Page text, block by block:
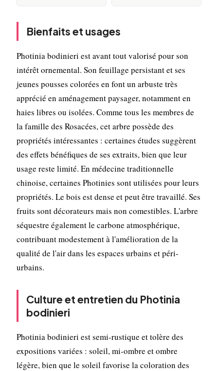
Bienfaits et usages
Photinia bodinieri est avant tout valorisé pour son
intérêt ornemental. Son feuillage persistant et ses
jeunes pousses colorées en font un arbuste très
apprécié en aménagement paysager, notamment en
haies libres ou isolées. Comme tous les membres de
la famille des Rosacées, cet arbre possède des
propriétés intéressantes : certaines études suggèrent
des effets bénéfiques de ses extraits, bien que leur
usage reste limité. En médecine traditionnelle
chinoise, certaines Photinies sont utilisées pour leurs
propriétés. Le bois est dense et peut être travaillé. Ses
fruits sont décorateurs mais non comestibles. L'arbre
séquestre également le carbone atmosphérique,
contribuant modestement à l'amélioration de la
qualité de l'air dans les espaces urbains et péri-
urbains.
Culture et entretien du Photinia
bodinieri
Photinia bodinieri est semi-rustique et tolère des
expositions variées : soleil, mi-ombre et ombre
légère, bien que le soleil favorise la coloration des